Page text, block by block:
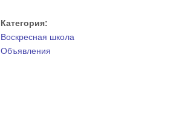
Категория:
Воскресная школа
Объявления